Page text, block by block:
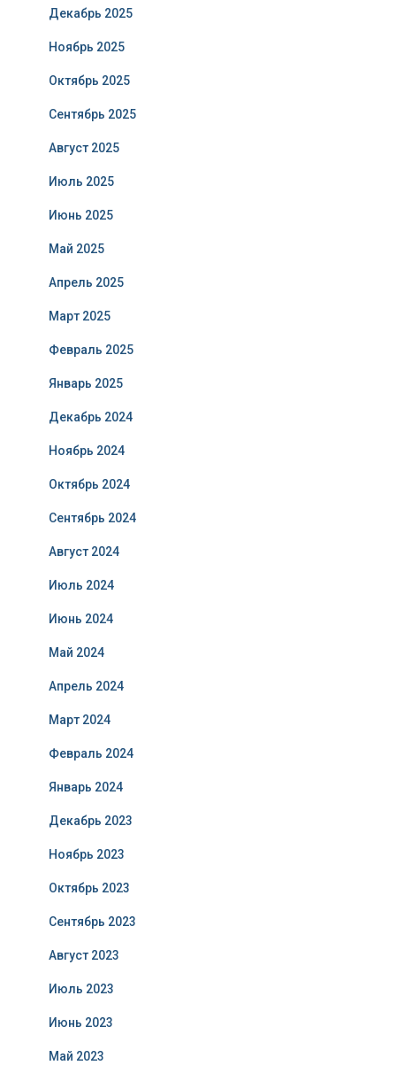
Декабрь 2025
Ноябрь 2025
Октябрь 2025
Сентябрь 2025
Август 2025
Июль 2025
Июнь 2025
Май 2025
Апрель 2025
Март 2025
Февраль 2025
Январь 2025
Декабрь 2024
Ноябрь 2024
Октябрь 2024
Сентябрь 2024
Август 2024
Июль 2024
Июнь 2024
Май 2024
Апрель 2024
Март 2024
Февраль 2024
Январь 2024
Декабрь 2023
Ноябрь 2023
Октябрь 2023
Сентябрь 2023
Август 2023
Июль 2023
Июнь 2023
Май 2023